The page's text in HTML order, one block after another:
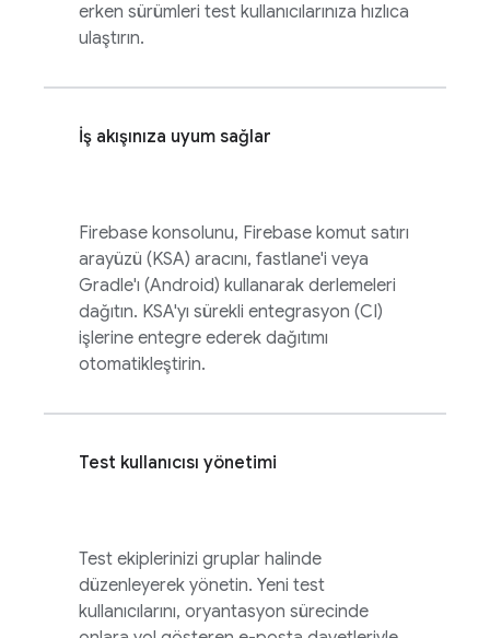
erken sürümleri test kullanıcılarınıza hızlıca
ulaştırın.
İş akışınıza uyum sağlar
Firebase konsolunu, Firebase komut satırı
arayüzü (KSA) aracını, fastlane'i veya
Gradle'ı (Android) kullanarak derlemeleri
dağıtın. KSA'yı sürekli entegrasyon (CI)
işlerine entegre ederek dağıtımı
otomatikleştirin.
Test kullanıcısı yönetimi
Test ekiplerinizi gruplar halinde
düzenleyerek yönetin. Yeni test
kullanıcılarını, oryantasyon sürecinde